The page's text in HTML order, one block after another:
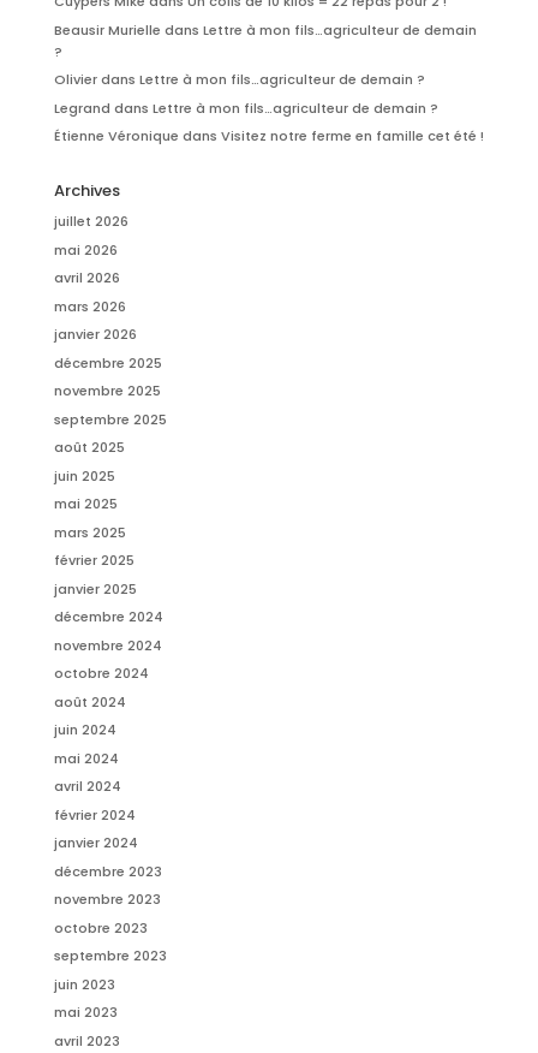
Beausir Murielle dans Lettre à mon fils…agriculteur de demain
?
Olivierdans Lettre à mon fils…agriculteur de demain ?
Legrand dans Lettre à mon fils…agriculteur de demain ?
Étienne Véronique dans Visitez notre ferme en famille cet été !
Archives
juillet 2026
mai 2026
avril 2026
mars 2026
janvier 2026
décembre 2025
novembre 2025
septembre 2025
août 2025
juin 2025
mai 2025
mars 2025
février 2025
janvier 2025
décembre 2024
novembre 2024
octobre 2024
août 2024
juin 2024
mai 2024
avril 2024
février 2024
janvier 2024
décembre 2023
novembre 2023
octobre 2023
septembre 2023
juin 2023
mai 2023
avril 2023